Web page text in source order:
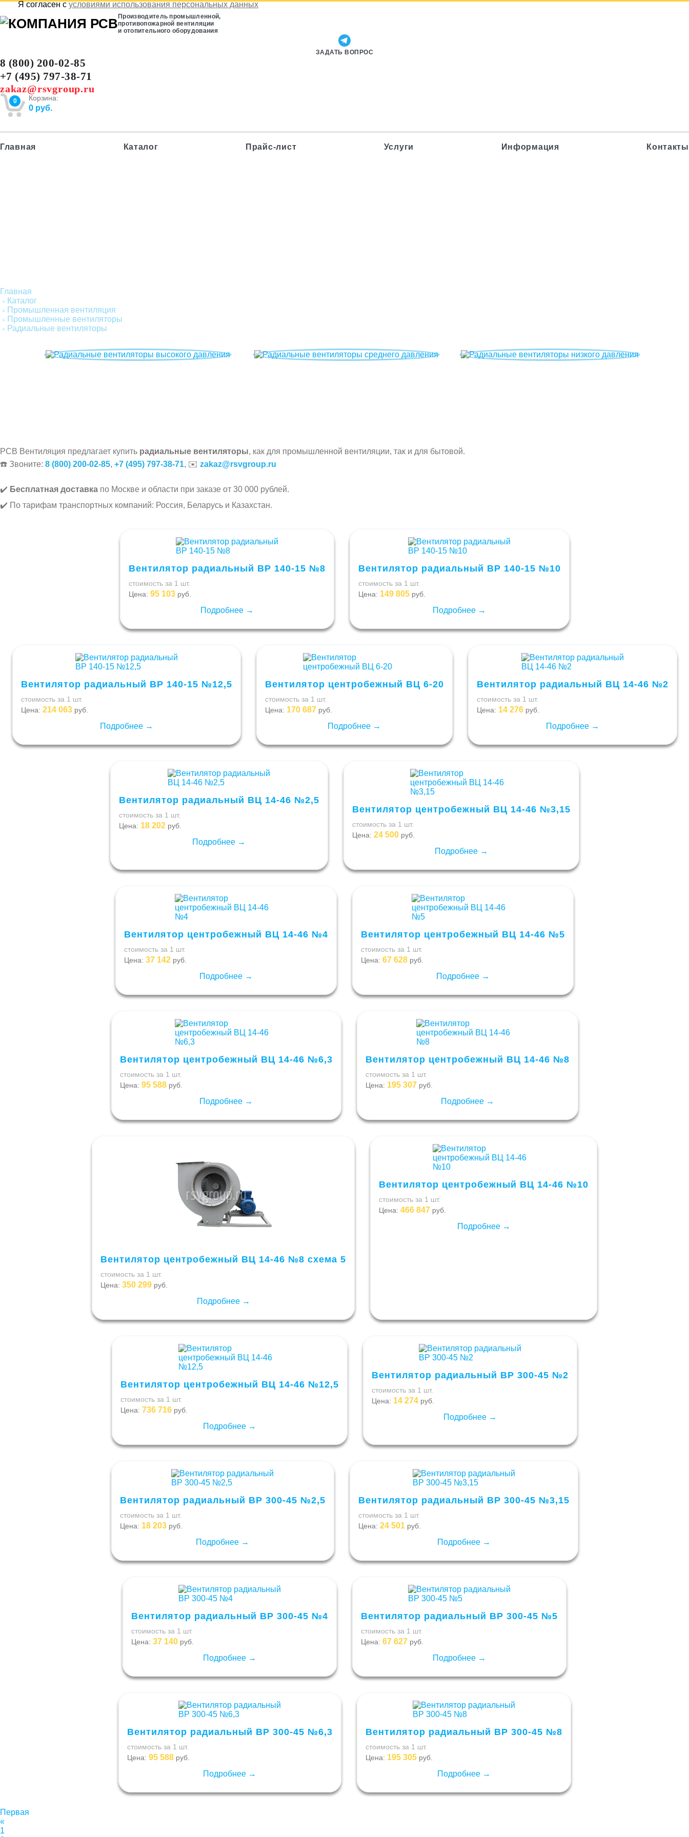
Производитель промышленной,
противопожарной вентиляции
и отопительного оборудования
ЗАДАТЬ ВОПРОС
8 (800) 200-02-85
+7 (495) 797-38-71
zakaz@rsvgroup.ru
0 Корзина:
0 руб.
Главная Каталог Прайс-лист Услуги Информация Контакты
Главная
Каталог
Промышленная вентиляция
Промышленные вентиляторы
Радиальные вентиляторы
РСВ Вентиляция предлагает купить радиальные вентиляторы, как для промышленной вентиляции, так и для бытовой.
☎️ Звоните: 8 (800) 200-02-85, +7 (495) 797-38-71, ✉️ zakaz@rsvgroup.ru
✔️ Бесплатная доставка по Москве и области при заказе от 30 000 рублей.
✔️ По тарифам транспортных компаний: Россия, Беларусь и Казахстан.
Вентилятор радиальный ВР 140-15 №8
стоимость за 1 шт.
Цена: 95 103руб.
Подробнее →
Вентилятор радиальный ВР 140-15 №10
стоимость за 1 шт.
Цена: 149 805руб.
Подробнее →
Вентилятор радиальный ВР 140-15 №12,5
стоимость за 1 шт.
Цена: 214 063руб.
Подробнее →
Вентилятор центробежный ВЦ 6-20
стоимость за 1 шт.
Цена: 170 687руб.
Подробнее →
Вентилятор радиальный ВЦ 14-46 №2
стоимость за 1 шт.
Цена: 14 276руб.
Подробнее →
Вентилятор радиальный ВЦ 14-46 №2,5
стоимость за 1 шт.
Цена: 18 202руб.
Подробнее →
Вентилятор центробежный ВЦ 14-46 №3,15
стоимость за 1 шт.
Цена: 24 500руб.
Подробнее →
Вентилятор центробежный ВЦ 14-46 №4
стоимость за 1 шт.
Цена: 37 142 руб.
Подробнее →
Вентилятор центробежный ВЦ 14-46 №5
стоимость за 1 шт.
Цена: 67 628 руб.
Подробнее →
Вентилятор центробежный ВЦ 14-46 №6,3
стоимость за 1 шт.
Цена: 95 588руб.
Подробнее →
Вентилятор центробежный ВЦ 14-46 №8
стоимость за 1 шт.
Цена: 195 307руб.
Подробнее →
Вентилятор центробежный ВЦ 14-46 №8 схема 5
стоимость за 1 шт.
Цена: 350 299 руб.
Подробнее →
Вентилятор центробежный ВЦ 14-46 №10
стоимость за 1 шт.
Цена: 466 847 руб.
Подробнее →
Вентилятор центробежный ВЦ 14-46 №12,5
стоимость за 1 шт.
Цена: 736 716 руб.
Подробнее →
Вентилятор радиальный ВР 300-45 №2
стоимость за 1 шт.
Цена: 14 274 руб.
Подробнее →
Вентилятор радиальный ВР 300-45 №2,5
стоимость за 1 шт.
Цена: 18 203руб.
Подробнее →
Вентилятор радиальный ВР 300-45 №3,15
стоимость за 1 шт.
Цена: 24 501руб.
Подробнее →
Вентилятор радиальный ВР 300-45 №4
стоимость за 1 шт.
Цена: 37 140 руб.
Подробнее →
Вентилятор радиальный ВР 300-45 №5
стоимость за 1 шт.
Цена: 67 627 руб.
Подробнее →
Вентилятор радиальный ВР 300-45 №6,3
стоимость за 1 шт.
Цена: 95 588руб.
Подробнее →
Вентилятор радиальный ВР 300-45 №8
стоимость за 1 шт.
Цена: 195 305руб.
Подробнее →
Первая
«
1
Я согласен сусловиями использования персональных данных